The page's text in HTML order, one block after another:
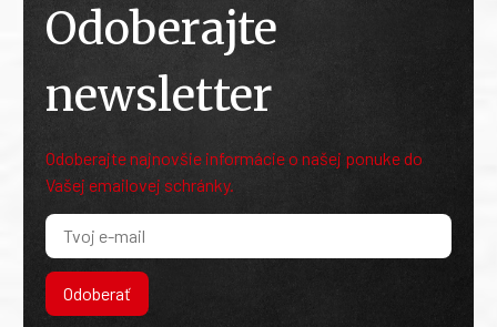
Odoberajte
newsletter
Odoberajte najnovšie informácie o našej ponuke do
Vašej emailovej schránky.
Odoberať